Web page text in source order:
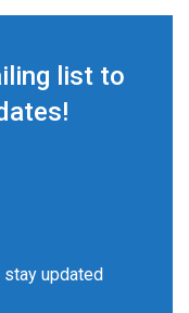
list to
updated